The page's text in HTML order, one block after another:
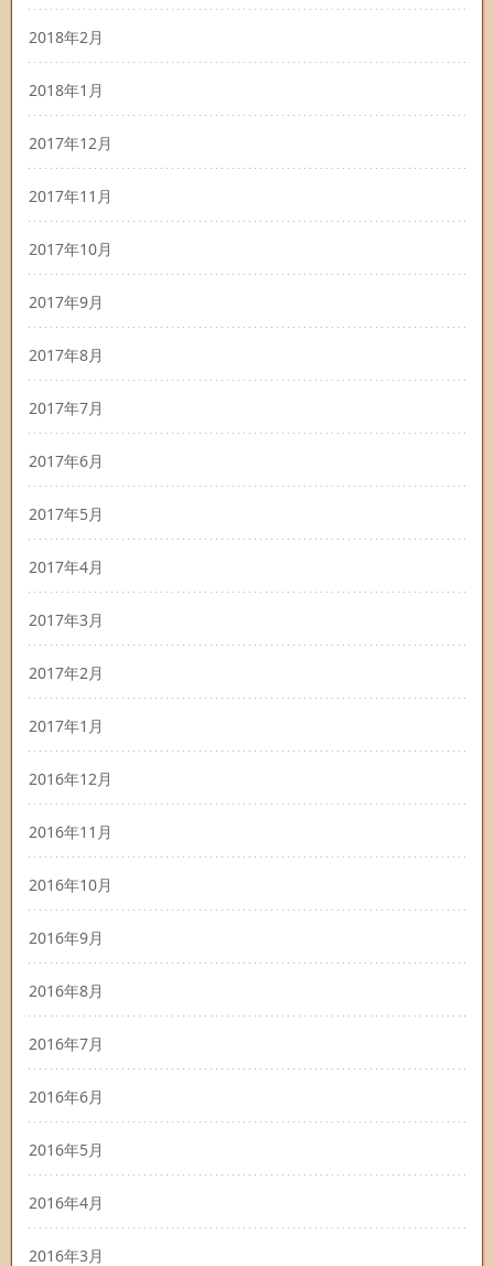
2018年2月
2018年1月
2017年12月
2017年11月
2017年10月
2017年9月
2017年8月
2017年7月
2017年6月
2017年5月
2017年4月
2017年3月
2017年2月
2017年1月
2016年12月
2016年11月
2016年10月
2016年9月
2016年8月
2016年7月
2016年6月
2016年5月
2016年4月
2016年3月